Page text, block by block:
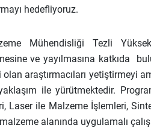
hedefliyoruz.
Mühendisliği Tezli
ve yayılmasına katkıda
araştırmacıları yetiştirmeyi
ile yürütmektedir.
Laser ile Malzeme İşlemleri,
alanında uygulamalı